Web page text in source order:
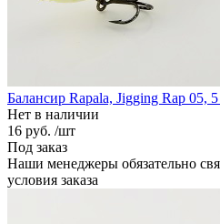
Балансир Rapala, Jigging Rap 05,
Нет в наличии
16 руб. /шт
Под заказ
Наши менеджеры обязательно
условия заказа